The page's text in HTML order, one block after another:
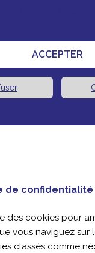
ACCEPTER
de confidentialité
des cookies pour
vous naviguez sur
classés comme